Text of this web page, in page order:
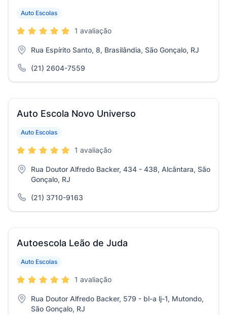
Auto Escolas
1 avaliação
Rua Espírito Santo, 8, Brasilândia, São Gonçalo, RJ
(21) 2604-7559
Auto Escola Novo Universo
Auto Escolas
1 avaliação
Rua Doutor Alfredo Backer, 434 - 438, Alcântara, São
Gonçalo, RJ
(21) 3710-9163
Autoescola Leão de Juda
Auto Escolas
1 avaliação
Rua Doutor Alfredo Backer, 579 - bl-a lj-1, Mutondo,
São Gonçalo, RJ